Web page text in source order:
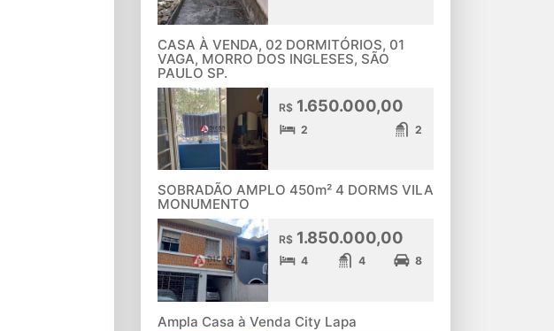
CASA À VENDA, 02 DORMITÓRIOS, 01
VAGA, MORRO DOS INGLESES, SÃO
PAULO SP.
R$1.650.000,00
2 2
SOBRADÃO AMPLO 450m² 4 DORMS VILA
MONUMENTO
R$1.850.000,00
4 4 8
Ampla Casa à Venda City Lapa